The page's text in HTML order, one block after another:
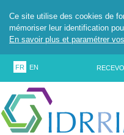
Ce site utilise des cookies de
mémoriser leur identification
En savoir plus et paramétrer
FR EN